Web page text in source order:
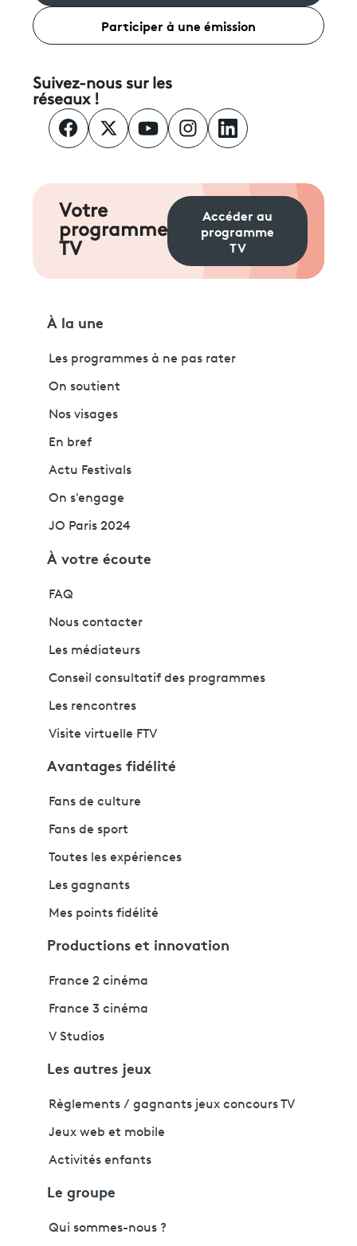
Participer à une émission
Suivez-nous sur les
réseaux !
Votre
programme
TV
Accéder au
programme
TV
À la une
Les programmes à ne pas rater
On soutient
Nos visages
En bref
Actu Festivals
On s'engage
JO Paris 2024
À votre écoute
FAQ
Nous contacter
Les médiateurs
Conseil consultatif des programmes
Les rencontres
Visite virtuelle FTV
Avantages fidélité
Fans de culture
Fans de sport
Toutes les expériences
Les gagnants
Mes points fidélité
Productions et innovation
France 2 cinéma
France 3 cinéma
V Studios
Les autres jeux
Règlements / gagnants jeux concours TV
Jeux web et mobile
Activités enfants
Le groupe
Qui sommes-nous ?